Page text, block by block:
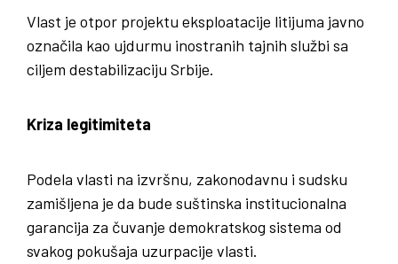
Vlast je otpor projektu eksploatacije litijuma javno
označila kao ujdurmu inostranih tajnih službi sa
ciljem destabilizaciju Srbije.
Kriza legitimiteta
Podela vlasti na izvršnu, zakonodavnu i sudsku
zamišljena je da bude suštinska institucionalna
garancija za čuvanje demokratskog sistema od
svakog pokušaja uzurpacije vlasti.